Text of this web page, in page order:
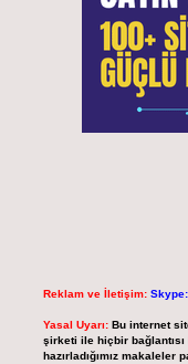
Reklam ve İletişim:
Yasal Uyarı: Bu internet
şirketi ile hiçbir bağlantısı
hazırladığımız